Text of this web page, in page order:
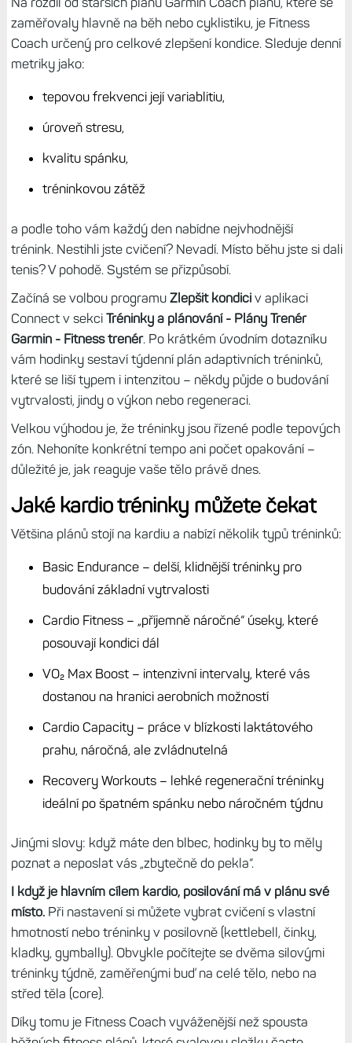
zaměřovaly hlavně na běh nebo cyklistiku, je Fitness
Coach určený pro celkové zlepšení kondice. Sleduje denní
metriky jako:
tepovou frekvenci její variablitiu,
úroveň stresu,
kvalitu spánku,
tréninkovou zátěž
a podle toho vám každý den nabídne nejvhodnější
trénink. Nestihli jste cvičení? Nevadí. Místo běhu jste si dali
tenis? V pohodě. Systém se přizpůsobí.
Začíná se volbou programu Zlepšit kondiciv aplikaci
Connect v sekci Tréninky a plánování - Plány Trenér
Garmin - Fitness trenér. Po krátkém úvodním dotazníku
vám hodinky sestaví týdenní plán adaptivních tréninků,
které se liší typem i intenzitou – někdy půjde o budování
vytrvalosti, jindy o výkon nebo regeneraci.
Velkou výhodou je, že tréninky jsou řízené podle tepových
zón. Nehoníte konkrétní tempo ani počet opakování –
důležité je, jak reaguje vaše tělo právě dnes.
Jaké kardio tréninky můžete čekat
Většina plánů stojí na kardiu a nabízí několik typů tréninků:
Basic Endurance – delší, klidnější tréninky pro
budování základní vytrvalosti
Cardio Fitness – „příjemně náročné“ úseky, které
posouvají kondici dál
VO₂ Max Boost – intenzivní intervaly, které vás
dostanou na hranici aerobních možností
Cardio Capacity – práce v blízkosti laktátového
prahu, náročná, ale zvládnutelná
Recovery Workouts – lehké regenerační tréninky
ideální po špatném spánku nebo náročném týdnu
Jinými slovy: když máte den blbec, hodinky by to měly
poznat a neposlat vás „zbytečně do pekla“.
I když je hlavním cílem kardio, posilování má v plánu své
místo.Při nastavení si můžete vybrat cvičení s vlastní
hmotností nebo tréninky v posilovně (kettlebell, činky,
kladky, gymbally). Obvykle počítejte se dvěma silovými
tréninky týdně, zaměřenými buď na celé tělo, nebo na
střed těla (core).
Díky tomu je Fitness Coach vyváženější než spousta